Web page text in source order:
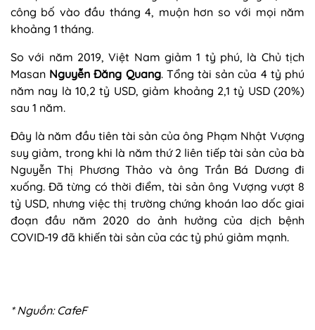
công bố vào đầu tháng 4, muộn hơn so với mọi năm
khoảng 1 tháng.
So với năm 2019, Việt Nam giảm 1 tỷ phú, là Chủ tịch
Masan Nguyễn Đăng Quang. Tổng tài sản của 4 tỷ phú
năm nay là 10,2 tỷ USD, giảm khoảng 2,1 tỷ USD (20%)
sau 1 năm.
Đây là năm đầu tiên tài sản của ông Phạm Nhật Vượng
suy giảm, trong khi là năm thứ 2 liên tiếp tài sản của bà
Nguyễn Thị Phương Thảo và ông Trần Bá Dương đi
xuống. Đã từng có thời điểm, tài sản ông Vượng vượt 8
tỷ USD, nhưng việc thị trường chứng khoán lao dốc giai
đoạn đầu năm 2020 do ảnh hưởng của dịch bệnh
COVID-19 đã khiến tài sản của các tỷ phú giảm mạnh.
* Nguồn: CafeF